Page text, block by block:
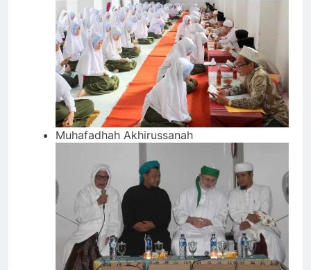
Muhafadhah Akhirussanah